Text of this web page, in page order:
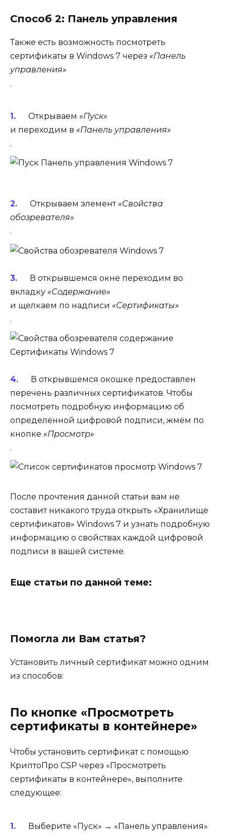
Способ 2: Панель управления
Также есть возможность посмотреть
сертификаты в Windows 7 через «Панель
управления»
.
Открываем «Пуск»
и переходим в «Панель управления»
.
Открываем элемент «Свойства
обозревателя»
.
В открывшемся окне переходим во
вкладку «Содержание»
и щелкаем по надписи «Сертификаты»
.
В открывшемся окошке предоставлен
перечень различных сертификатов. Чтобы
посмотреть подробную информацию об
определённой цифровой подписи, жмём по
кнопке «Просмотр»
.
После прочтения данной статьи вам не
составит никакого труда открыть «Хранилище
сертификатов» Windows 7 и узнать подробную
информацию о свойствах каждой цифровой
подписи в вашей системе.
Еще статьи по данной теме:
Помогла ли Вам статья?
Установить личный сертификат можно одним
из способов:
По кнопке «Просмотреть
сертификаты в контейнере»
Чтобы установить сертификат с помощью
КриптоПро CSP через «Просмотреть
сертификаты в контейнере», выполните
следующее:
Выберите «Пуск» → «Панель управления»